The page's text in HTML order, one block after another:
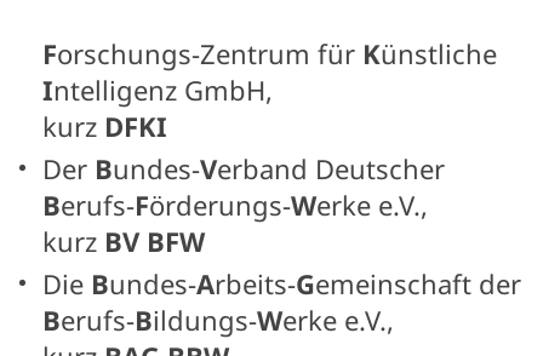
Forschungs-Zentrum für Künstliche
Intelligenz GmbH,
kurz DFKI
Der Bundes-Verband Deutscher
Berufs-Förderungs-Werke e.V.,
kurz BV BFW
Die Bundes-Arbeits-Gemeinschaft der
Berufs-Bildungs-Werke e.V.,